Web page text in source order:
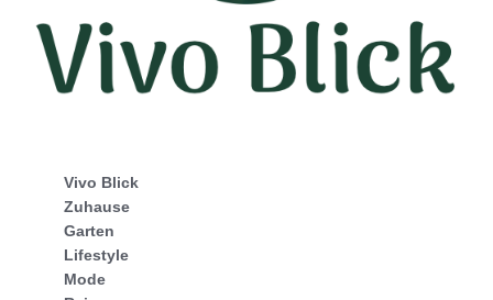
Vivo Blick
Zuhause
Garten
Lifestyle
Mode